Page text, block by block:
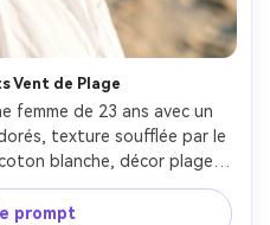
Vent de Plage
femme de 23 ans avec un
texture soufflée par le
blanche, décor plage,
réflecteur, Sony
flou d’horizon, ambiance
prompt